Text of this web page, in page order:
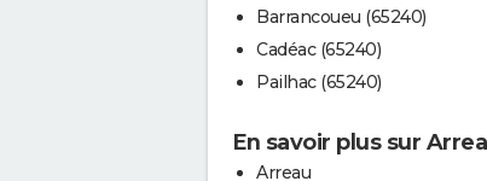
Barrancoueu (65240)
Cadéac (65240)
Pailhac (65240)
En savoir plus sur
Arreau